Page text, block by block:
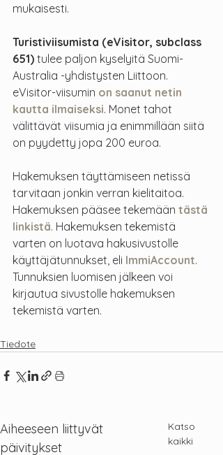
mukaisesti.
Turistiviisumista (eVisitor, subclass
651) tulee paljon kyselyitä Suomi-
Australia -yhdistysten Liittoon.
eVisitor-viisumin on saanut netin
kautta ilmaiseksi. Monet tahot
välittävät viisumia ja enimmillään siitä
on pyydetty jopa 200 euroa.
Hakemuksen täyttämiseen netissä
tarvitaan jonkin verran kielitaitoa.
Hakemuksen pääsee tekemään tästä
linkistä. Hakemuksen tekemistä
varten on luotava hakusivustolle
käyttäjätunnukset, eli ImmiAccount.
Tunnuksien luomisen jälkeen voi
kirjautua sivustolle hakemuksen
tekemistä varten.
Tiedote
Aiheeseen liittyvät
päivitykset
Katso
kaikki